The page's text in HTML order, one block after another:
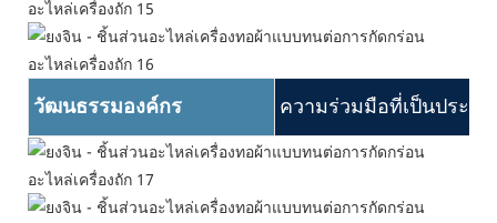
วัฒนธรรมองค์กร ความร่วมมือที่เป็นประโ